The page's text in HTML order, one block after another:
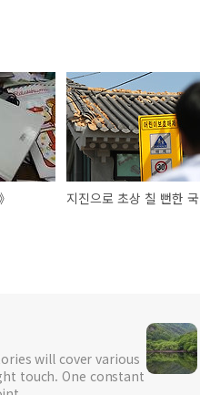
will cover various
touch. One constant